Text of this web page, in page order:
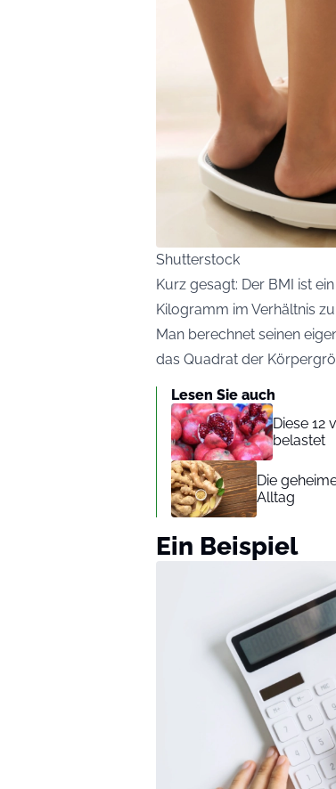
Shutterstock
Kurz gesagt: Der BMI ist
Kilogramm im Verhältnis
Man berechnet seinen
das Quadrat der
Lesen Sie auch
Diese 12
belastet
Die
Alltag
Ein Beispiel